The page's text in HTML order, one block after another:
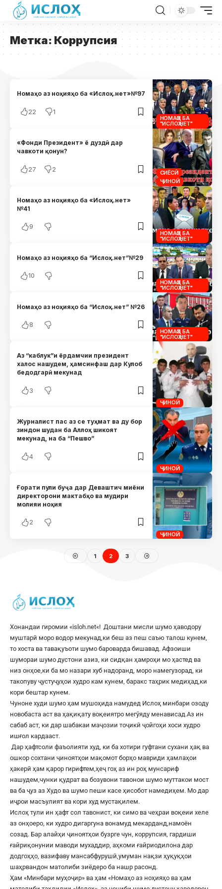
Метка: Коррупсия
НОМАҲО БА
"ИСЛОҲ.НЕТ"
Номаҳо аз ноҳияҳо ба «Ислоҳ.нет»№97
22 1
СИЁСӢ
ҶИНОӢ
«Фонди Президент» ё дуздӣ дар
чавкоти қонун?
27 2
НОМАҲО БА
"ИСЛОҲ.НЕТ"
Номаҳо аз ноҳияҳо ба «Ислоҳ.нет»
№41
9
НОМАҲО БА
"ИСЛОҲ.НЕТ"
Номаҳо аз ноҳияҳо ба “Ислоҳ.нет”№29
10
НОМАҲО БА
"ИСЛОҲ.НЕТ"
Номаҳо аз ноҳияҳо ба “Ислоҳ.нет” №26
8
ҶИНОӢ
Аз “каблук”и ёрдамчии президент
халос нашудем, ҳамсинфаш дар Кулоб
бедодгарӣ мекунад
3
ҶИНОӢ
Журналист пас аз се туҳмат ва ду бор
зиндон шудан ба Аллоҳ шикоят
мекунад, на ба “Пешво”
4
ҶИНОӢ
Ғорати пули буҷа дар Деваштич миёни
директорони мактабҳо ва мудири
молияи ноҳия
2
1 2 3
Хонандаи гиромии «isloh.net«! Доштани мисли шумо ҳаводору
муштарӣ моро водор мекунад,ки беш аз пеш саъю талош кунем,
то хоста ва тавақуъоти шумо бароварда бишавад. Афзоиши
шумораи шумо дустони азиз, ки сидқан ҳамроҳи мо ҳастед ва
низ онҳое,ки ба мо назари хуб надоранд, моро намегузорад, ки
такопуву ҷустуҷуҳои худро кам кунем, баракс таҳрик медиҳад,ки
кори бештар кунем.
Чуноне худи шумо ҳам мушоҳида намудед Ислоҳ минбари озоду
новобаста аст ва ҳақиқату воқеиятро мегӯяду менависад.Аз ин
сабаб аст, ки дар шабакаи маҷозии тоҷикӣ ҷойгоҳи хоси худро
ишғол кардааст.
Дар ҳафтсоли фаъолияти худ, ки ба хотири гуфтани сухани ҳақ ва
ошкор сохтани ҷиноятҳои мақомот борҳо мавриди ҳамлаҳои
ҳакерӣ ҳам қарор гирифтем,ҳеҷ гоҳ аз ин роҳ мунсариф
нашудем,чунки қудрат ва бозувони тавонои шумо муттакои мост
ва ба ҷуз аз Худо ва шумо пеши касе ҳисобот намедиҳем. Мо дар
иҷрои масъулият ва кори худ мустақилем.
Ислоҳ тули ин ҳафт сол тавонист, ки симо ва чеҳраи воқеии хеле
аз онҳоеро, ки худро дигаргуна вонамуд мекарданд,намоён
созад. Бар алайҳи ҷиноятҳои бузрге чун, коррупсия, гардиши
ғайриқонунии маводи мухаддир, аҳкоми ғайриодилона дар
додгоҳҳо, вазифаву мансабфурушӣ,умуман нақзи ҳуқуқҳои
шаҳрвандон матолиби зиёдеро ба нашр расонд.
Ҳам «Минбари муҳоҷир» ва ҳам «Номаҳо аз ноҳияҳо ва ҳам